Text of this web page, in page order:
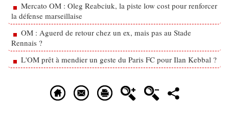
Mercato OM : Oleg Reabciuk, la piste low cost pour renforcer
la défense marseillaise
OM : Aguerd de retour chez un ex, mais pas au Stade
Rennais ?
L'OM prêt à mendier un geste du Paris FC pour Ilan Kebbal ?